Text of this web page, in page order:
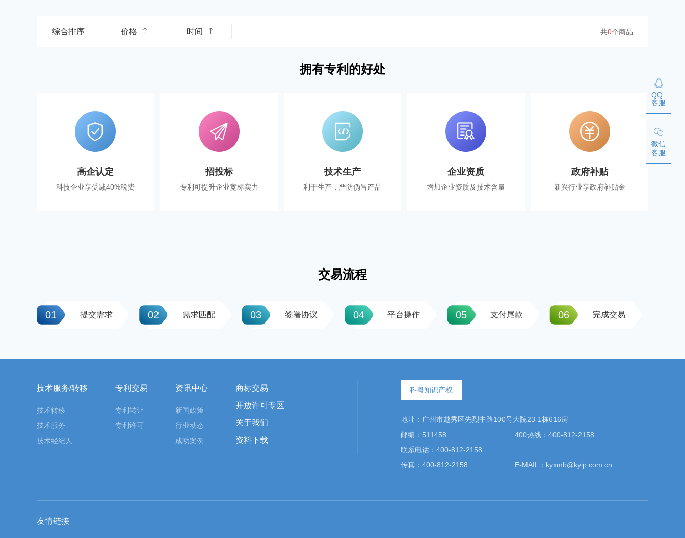
综合排序 价格 时间 共0个商品
拥有专利的好处
高企认定
科技企业享受减40%税费
招投标
专利可提升企业竞标实力
技术生产
利于生产，严防伪冒产品
企业资质
增加企业资质及技术含量
政府补贴
新兴行业享政府补贴金
交易流程
01 提交需求 02 需求匹配 03 签署协议 04 平台操作 05 支付尾款 06 完成交易
技术服务/转移
技术转移
技术服务
技术经纪人
专利交易
专利转让
专利许可
资讯中心
新闻政策
行业动态
成功案例
商标交易
开放许可专区
关于我们
资料下载
科粤知识产权
地址：广州市越秀区先烈中路100号大院23-1栋616房
邮编：511458
400热线：400-812-2158
联系电话：400-812-2158
传真：400-812-2158
E-MAIL：kyxmb@kyip.com.cn
友情链接
QQ
客服
微信
客服